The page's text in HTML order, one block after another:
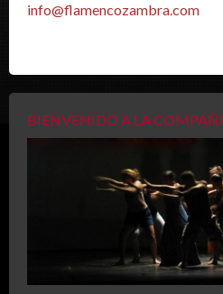
info@flamencozambra.com
BIENVENIDO A LA